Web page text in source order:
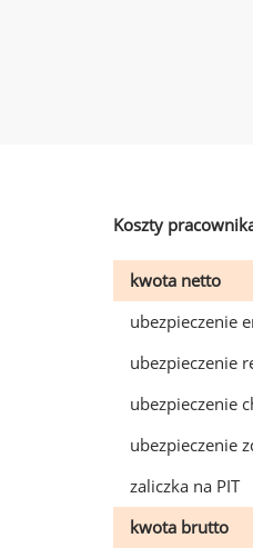
Koszty
kwota netto
ubezpieczenie
ubezpieczenie
ubezpieczenie
ubezpieczenie
zaliczka na PIT
kwota brutto